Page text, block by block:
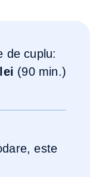
de cuplu:
(90 min.)
este